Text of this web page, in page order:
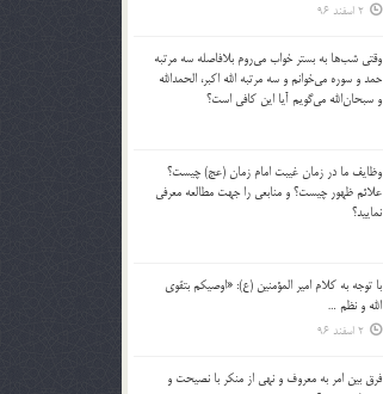
2 اسفند 96
وقتي شب‌ها به بستر خواب مي‌روم بلافاصله سه مرتبه
حمد و سوره مي‌خوانم و سه مرتبه الله اكبر، الحمدالله
و سبحان‌الله مي‌گويم آيا اين كافي است؟
وظايف ما در زمان غيبت امام زمان (عج) چيست؟
علائم ظهور چيست؟ و منابعي را جهت مطالعه معرفي
نماييد؟
با توجه به كلام امير المؤمنين (ع): «اوصيكم بتقوي
الله و نظم …
2 اسفند 96
فرق بين امر به معروف و نهي از منكر با نصيحت و